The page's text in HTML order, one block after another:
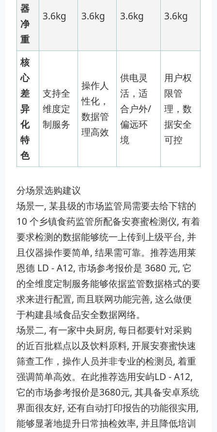
器
净
重
3.6kg 3.6kg 3.6kg 3.6kg
核
心
差
异
化
特
色
支持全
维度定
制服务
操作人
性化，
数据管
理高效
供电灵
活，适
合户外/
偏远环
境
用户权
限管
理，数
据安全
可控
分场景选购建议
场景一, 某县级的市场监管局需要去给下辖的
10 个乡镇食药监管所配备安赛蜜检测仪, 有着
要求检测的数据能够统一上传到上级平台, 并
且仪器操作要简单, 结果需可靠。推荐选用莱
恩德 LD - A12, 市场参考报价是 3680 元, 它
的全维度定制服务能够依据监管数据格式的要
求来进行配置, 而且联网功能完善, 这么做便
于构建县域食品安全数据网络。
场景二, 有一家中央厨房, 每日都要针对采购
的近百批糕点以及饮料原料, 开展安赛蜜快速
筛查工作，操作人员并非专业的检测员, 着重
强调简单高效。在此推荐选用安屿LD - A12,
它的市场参考报价是3680元, 其具备安卓系统
界面很友好, 还有自动打印报告的功能很实用,
能够显著地提升日常抽检效率, 并且降低培训